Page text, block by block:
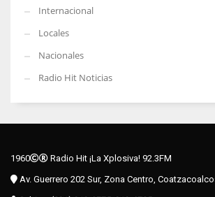
Internacional
Locales
Nacionales
Radio Hit Noticias
1960
Radio Hit ¡La Xplosiva! 92.3FM
Av. Guerrero 202 Sur, Zona Centro,